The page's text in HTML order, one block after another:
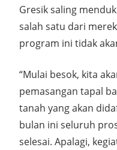
Gresik saling
salah satu dari
program ini tidak
“Mulai besok, kita
pemasangan tapal
tanah yang akan
bulan ini seluruh
selesai. Apalagi,